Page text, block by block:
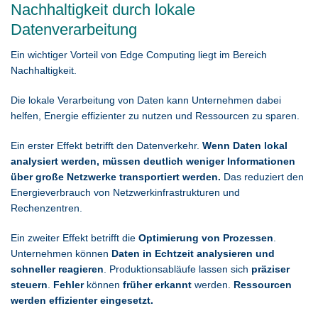
Nachhaltigkeit durch lokale
Datenverarbeitung
Ein wichtiger Vorteil von Edge Computing liegt im Bereich
Nachhaltigkeit.
Die lokale Verarbeitung von Daten kann Unternehmen dabei
helfen, Energie effizienter zu nutzen und Ressourcen zu sparen.
Ein erster Effekt betrifft den Datenverkehr. Wenn Daten lokal
analysiert werden, müssen deutlich weniger Informationen
über große Netzwerke transportiert werden. Das reduziert den
Energieverbrauch von Netzwerkinfrastrukturen und
Rechenzentren.
Ein zweiter Effekt betrifft die Optimierung von Prozessen
Unternehmen können Daten in Echtzeit analysieren und
schneller reagieren . Produktionsabläufe lassen sich präziser
steuern
Fehlerkönnen früher erkannt werden. Ressourcen
werden effizienter eingesetzt.